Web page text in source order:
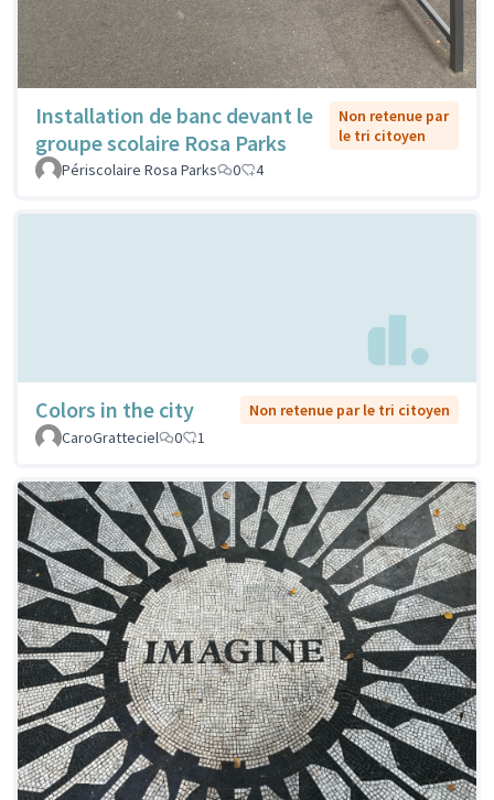
Installation de banc devant le
groupe scolaire Rosa Parks
Non retenue par
le tri citoyen
Périscolaire Rosa Parks
0 4
Colors in the city
Non retenue par le tri citoyen
CaroGratteciel
0 1